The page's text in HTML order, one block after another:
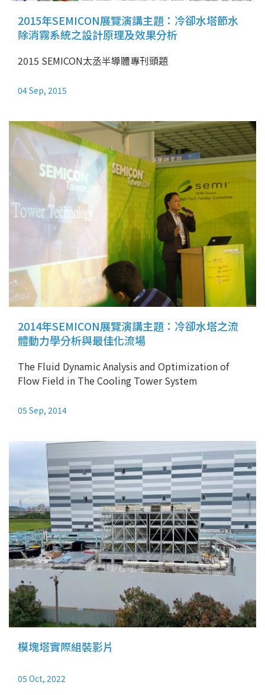
2015年SEMICON展覽演講主題：冷卻水塔節水
除消霧系統之設計原理及效果分析
2015 SEMICON太丞半導體專刊頭題
04 Sep, 2015
2014年SEMICON展覽演講主題：冷卻水塔之流
體動力學分析與最佳化流場
The Fluid Dynamic Analysis and Optimization of
Flow Field in The Cooling Tower System
05 Sep, 2014
模塊塔實際組裝影片
05 Oct, 2022